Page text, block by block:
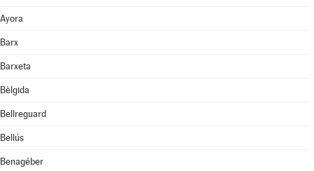
Ayora
Barx
Barxeta
Bèlgida
Bellreguard
Bellús
Benagéber